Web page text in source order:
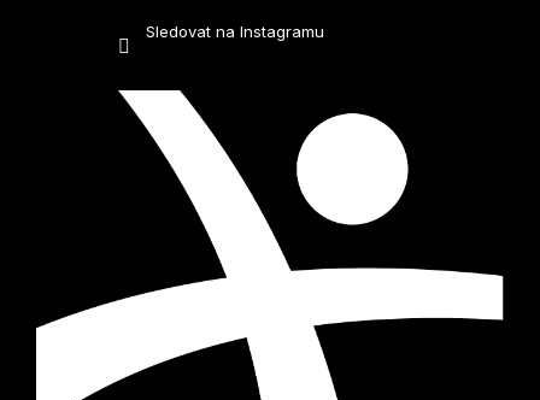
Sledovat na Instagramu